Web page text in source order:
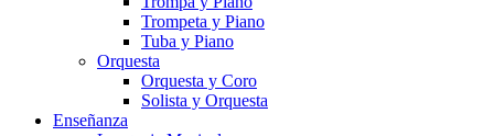
Trompeta y Piano
Tuba y Piano
Orquesta
Orquesta y Coro
Solista y Orquesta
Enseñanza